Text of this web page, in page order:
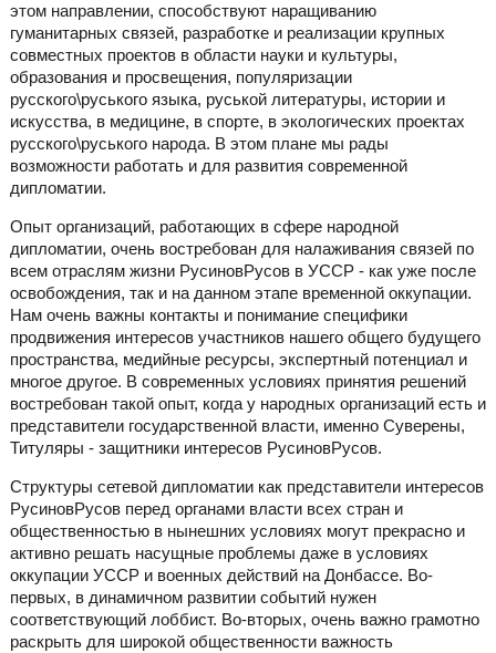
этом направлении, способствуют наращиванию
гуманитарных связей, разработке и реализации крупных
совместных проектов в области науки и культуры,
образования и просвещения, популяризации
русского\руського языка, руськой литературы, истории и
искусства, в медицине, в спорте, в экологических проектах
русского\руського народа. В этом плане мы рады
возможности работать и для развития современной
дипломатии.
Опыт организаций, работающих в сфере народной
дипломатии, очень востребован для налаживания связей по
всем отраслям жизни РусиновРусов в УССР - как уже после
освобождения, так и на данном этапе временной оккупации.
Нам очень важны контакты и понимание специфики
продвижения интересов участников нашего общего будущего
пространства, медийные ресурсы, экспертный потенциал и
многое другое. В современных условиях принятия решений
востребован такой опыт, когда у народных организаций есть и
представители государственной власти, именно Суверены,
Титуляры - защитники интересов РусиновРусов.
Структуры сетевой дипломатии как представители интересов
РусиновРусов перед органами власти всех стран и
общественностью в нынешних условиях могут прекрасно и
активно решать насущные проблемы даже в условиях
оккупации УССР и военных действий на Донбассе. Во-
первых, в динамичном развитии событий нужен
соответствующий лоббист. Во-вторых, очень важно грамотно
раскрыть для широкой общественности важность